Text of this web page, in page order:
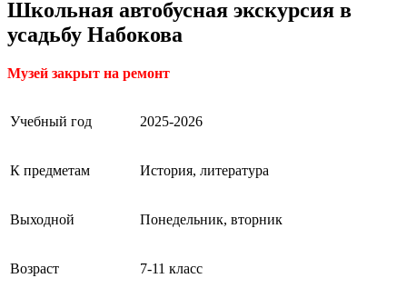
Школьная автобусная экскурсия в
усадьбу Набокова
Музей закрыт на ремонт
Учебный год 2025-2026
К предметам История, литература
Выходной Понедельник, вторник
Возраст 7-11 класс